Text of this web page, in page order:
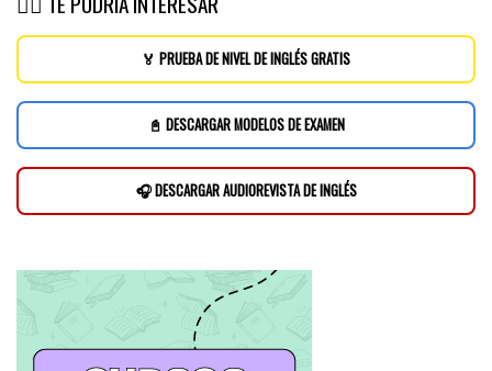
🏅 PRUEBA DE NIVEL DE INGLÉS GRATIS
📓 DESCARGAR MODELOS DE EXAMEN
🎧 DESCARGAR AUDIOREVISTA DE INGLÉS